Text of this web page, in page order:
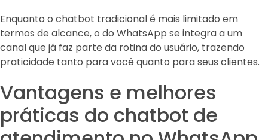
Enquanto o chatbot tradicional é mais limitado em
termos de alcance, o do WhatsApp se integra a um
canal que já faz parte da rotina do usuário, trazendo
praticidade tanto para você quanto para seus clientes.
Vantagens e melhores
práticas do chatbot de